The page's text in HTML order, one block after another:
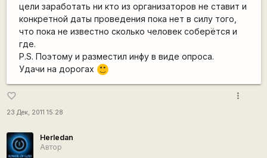
цели заработать ни кто из организаторов не ставит и
конкретной даты проведения пока нет в силу того,
что пока не известно сколько человек соберётся и
где.
P.S. Поэтому и разместил инфу в виде опроса.
Удачи на дорогах
:)
favorite_border
23 Дек, 2011 15:28
more_vert
Herledan
Автор